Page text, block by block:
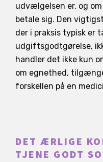
udvælgelsen er, og
betale sig. Den
der i praksis typisk er
udgiftsgodtgørelse,
handler det ikke kun
om egnethed,
forskellen på en
DET ÆRLIGE
TJENE GODT